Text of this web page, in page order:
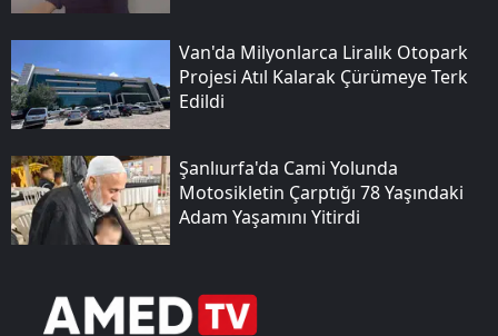
Van'da Milyonlarca Liralık Otopark
Projesi Atıl Kalarak Çürümeye Terk
Edildi
Şanlıurfa'da Cami Yolunda
Motosikletin Çarptığı 78 Yaşındaki
Adam Yaşamını Yitirdi